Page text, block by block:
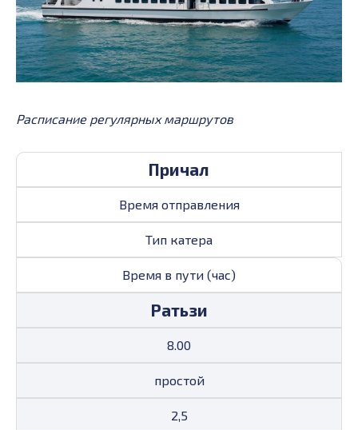
Расписание регулярных маршрутов
Причал
Время отправления
Тип катера
Время в пути (час)
Ратьзи
8.00
простой
2,5